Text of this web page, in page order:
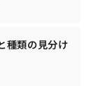
種類の見分け